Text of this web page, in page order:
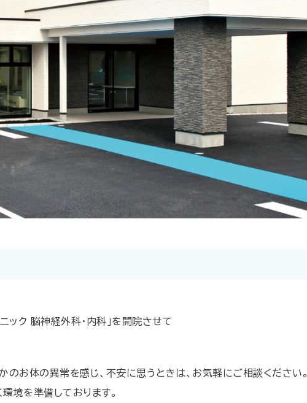
ク 脳神経外科・内科」を開院させて
のお体の異常を感じ、不安に思うときは、お気軽にご相談ください。
境を準備しております。